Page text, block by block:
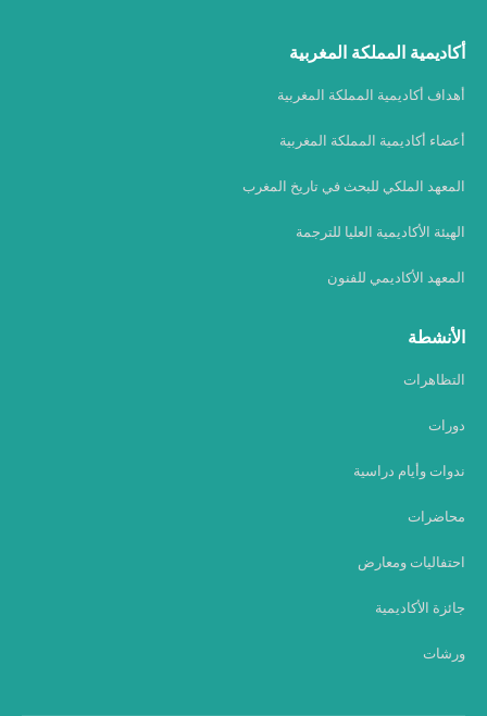
أكاديمية المملكة المغربية
أهداف أكاديمية المملكة المغربية
أعضاء أكاديمية المملكة المغربية
المعهد الملكي للبحث في تاريخ المغرب
الهيئة الأكاديمية العليا للترجمة
المعهد الأكاديمي للفنون
الأنشطة
التظاهرات
دورات
ندوات وأيام دراسية
محاضرات
احتفاليات ومعارض
جائزة الأكاديمية
ورشات